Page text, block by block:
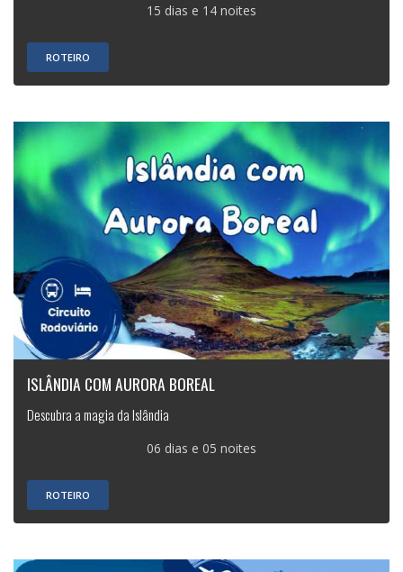
15 dias e 14 noites
ROTEIRO
ISLÂNDIA COM AURORA BOREAL
Descubra a magia da Islândia
06 dias e 05 noites
ROTEIRO